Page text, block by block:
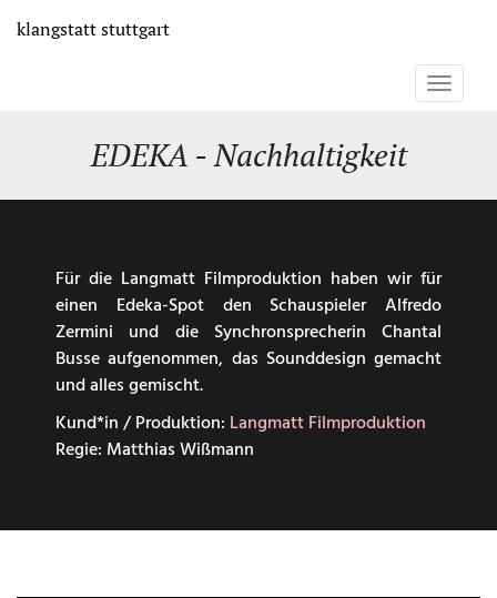
zum
klangstattstuttgart
Toggle
EDEKA - Nachhaltigkeit
Für die Langmatt Filmproduktion haben wir für
einen Edeka-Spot den Schauspieler Alfredo
Zermini und die Synchronsprecherin Chantal
Busse aufgenommen, das Sounddesign gemacht
und alles gemischt.
Kund*in / Produktion: Langmatt Filmproduktion
Regie: Matthias Wißmann